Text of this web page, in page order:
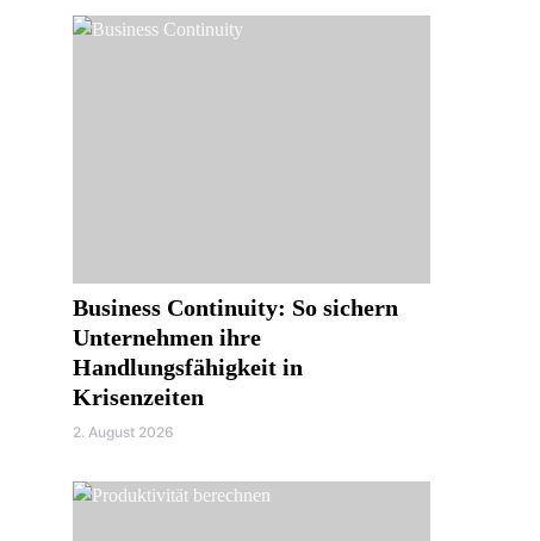
Business Continuity: So sichern
Unternehmen ihre
Handlungsfähigkeit in
Krisenzeiten
2. August 2026